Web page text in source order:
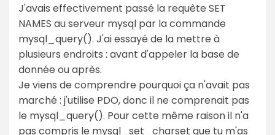
J'avais effectivement passé la requête SET
NAMES au serveur mysql par la commande
mysql_query(). J'ai essayé de la mettre à
plusieurs endroits : avant d'appeler la base de
donnée ou après.
Je viens de comprendre pourquoi ça n'avait pas
marché : j'utilise PDO, donc il ne comprenait pas
le mysql_query(). Pour cette même raison il n'a
pas compris le mysql_set_charset que tu m'as